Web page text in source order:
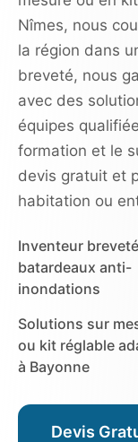
Nîmes, nous
la région dans
breveté, nous
avec des
équipes
formation et le
devis gratuit et
habitation ou
Inventeur
batardeaux anti-
inondations
Solutions sur
ou kit réglable
à Bayonne
Devis